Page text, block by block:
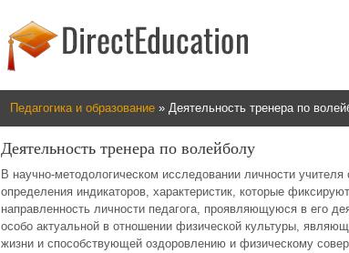
Педагогика и образование » Деятельность тренера по
Деятельность тренера по волейболу
В научно-методологическом исследовании личности
определения индикаторов, характеристик, которые
направленность личности педагога, проявляющуюся в его
особо актуальной в отношении физической культуры,
жизни и способствующей оздоровлению и физическому